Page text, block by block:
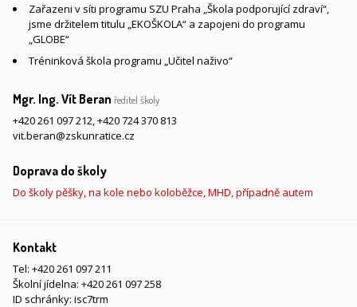
Zařazeni v síti programu SZU Praha „Škola podporující zdraví“,
jsme držitelem titulu „EKOŠKOLA“ a zapojeni do programu
„GLOBE“
Tréninková škola programu „Učitel naživo“
Mgr. Ing. Vít Beran ředitel školy
+420 261 097 212,+420 724 370 813
vit.beran@zskunratice.cz
Doprava do školy
Do školy pěšky, na kole nebo koloběžce, MHD, případně autem
Kontakt
Tel: +420 261 097 211
Školní jídelna: +420 261 097 258
ID schránky: isc7trm